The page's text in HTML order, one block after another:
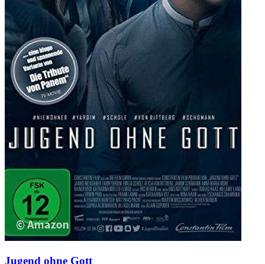
Jugend ohne Gott